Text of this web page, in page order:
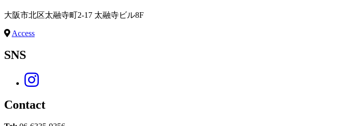
大阪市北区太融寺町2-17 太融寺ビル8F
Access
SNS
Contact